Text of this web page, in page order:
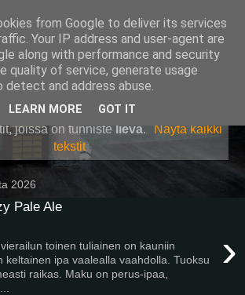
joissa on tunniste lievä.
Näytä kaikki
tekstit
2026
Pale Ale
›
toinen tuliainen on kauniin
keltainen ipa vaalealla vaahdolla. Tuoksu
raikas. Maku on perus-ipaa,
from Google to deliver its services
Your IP address and user-agent are
along with performance and security
quality of service, generate usage
and address abuse.
LEARN MORE GOT IT